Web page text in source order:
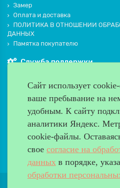
Замер
Оплата и доставка
ПОЛИТИКА В ОТНОШЕНИИ
ДАННЫХ
Памятка покупателю
Служба поддержки
Производители
Дополнительно
Наш адрес
Работаем с 9:00 до 20:00
8 (499) 685-33-26
Сайт использует
ваше пребывание на
удобным. К cайту
аналитики Яндекс.
cookie-файлы.
свое согласие на
данных в порядке,
обработки